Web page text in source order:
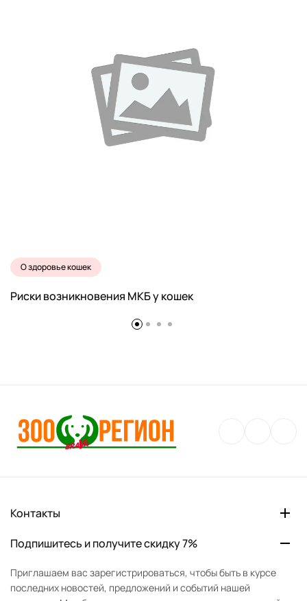
О здоровье кошек
Риски возникновения МКБ у кошек
Контакты
Подпишитесь и получите скидку 7%
Приглашаем вас зарегистрироваться, чтобы быть в курсе
последних новостей, предложений и событий нашей